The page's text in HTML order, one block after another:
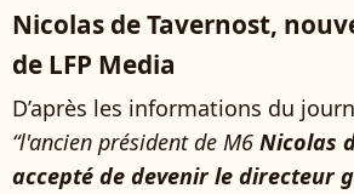
Nicolas de Tavernost,
de LFP Media
D’après les informations du
“l'ancien président de M6 Nicolas
accepté de devenir le directeur